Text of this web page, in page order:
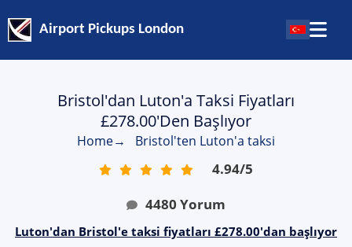
Airport Pickups London
Bristol'dan Luton'a Taksi Fiyatları
£278.00'den Başlıyor
Home→ Bristol'ten Luton'a taksi
4.94/5
4480 Yorum
Luton'dan Bristol'e taksi fiyatları £278.00'dan başlıyor